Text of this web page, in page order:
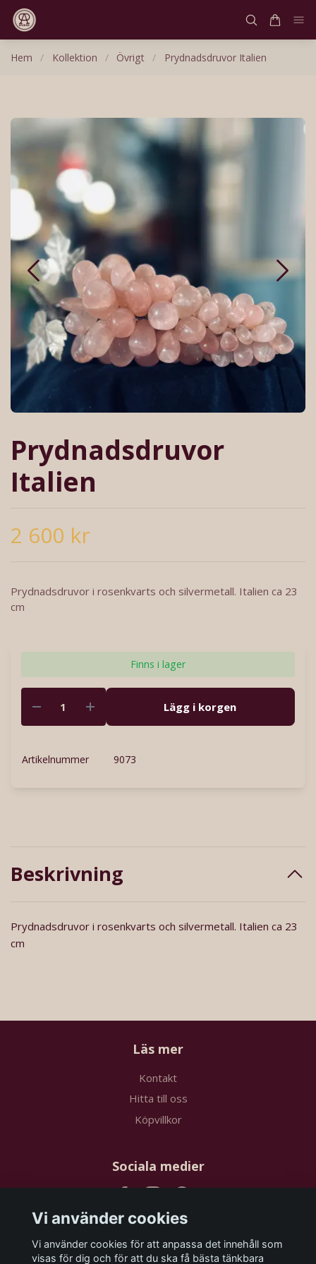
Hem / Kollektion / Övrigt / Prydnadsdruvor Italien
Prydnadsdruvor
Italien
2 600 kr
Prydnadsdruvor i rosenkvarts och silvermetall. Italien ca 23
cm
Finns i lager
Lägg i korgen
Artikelnummer 9073
Beskrivning
Prydnadsdruvor i rosenkvarts och silvermetall. Italien ca 23
cm
Läs mer
Kontakt
Hitta till oss
Köpvillkor
Sociala medier
Prenumerera på vårt nyhetsbrev
Vi använder cookies
Vi använder cookies för att anpassa det innehåll som
visas för dig och för att du ska få bästa tänkbara